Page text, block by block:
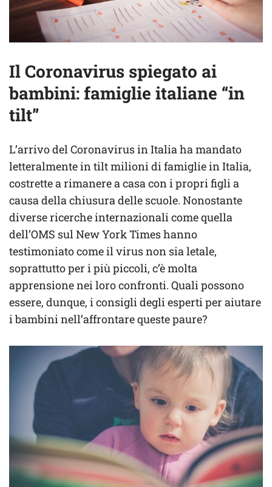
Il Coronavirus spiegato ai
bambini: famiglie italiane “in
tilt”
L’arrivo del Coronavirus in Italia ha mandato
letteralmente in tilt milioni di famiglie in Italia,
costrette a rimanere a casa con i propri figli a
causa della chiusura delle scuole. Nonostante
diverse ricerche internazionali come quella
dell’OMS sul New York Times hanno
testimoniato come il virus non sia letale,
soprattutto per i più piccoli, c’è molta
apprensione nei loro confronti. Quali possono
essere, dunque, i consigli degli esperti per aiutare
i bambini nell’affrontare queste paure?